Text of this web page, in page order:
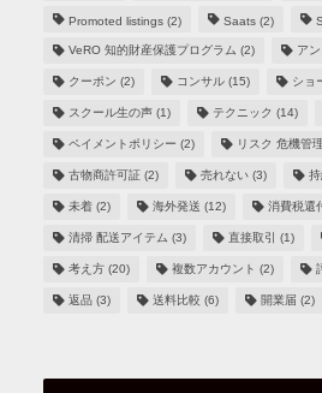
Promoted listings(2) Saats(2)
VeRO 知的財産保護プログラム (2) ア
クーポン (2) コンサル(15) ショ
スクール生の声(1) テクニック (14)
ペイメントポリシー (2) リスク 危機管理
古物商許可証(2) 売れない(3)
未着(2) 海外発送 (12) 消費税還
清掃 配送アイテム (3) 直接取引 (1)
考え方(20) 複数アカウント (2)
返品(3) 送料比較 (6) 開業届 (2)